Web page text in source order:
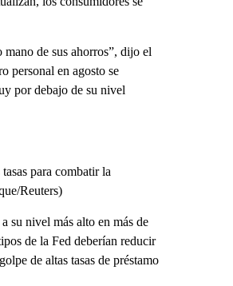
de sus ahorros”, dijo el
personal en agosto se
por debajo de su nivel
para combatir la
Reuters)
su nivel más alto en más de
de la Fed deberían reducir
de altas tasas de préstamo